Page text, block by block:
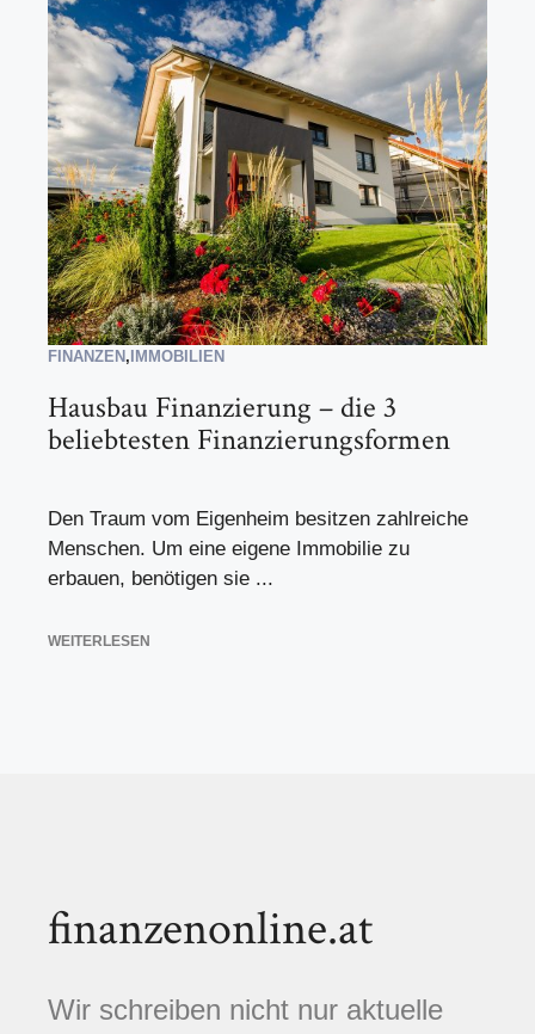
FINANZEN , IMMOBILIEN
Hausbau Finanzierung – die 3
beliebtesten Finanzierungsformen
Den Traum vom Eigenheim besitzen zahlreiche
Menschen. Um eine eigene Immobilie zu
erbauen, benötigen sie ...
WEITERLESEN
finanzenonline.at
Wir schreiben nicht nur aktuelle